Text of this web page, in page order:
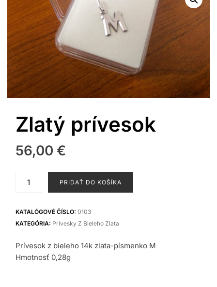
Zlatý prívesok
56,00 €
PRIDAŤ DO KOŠÍKA
KATALÓGOVÉ ČÍSLO: 0103
KATEGÓRIA: Prívesky Z Bieleho Zlata
Prívesok z bieleho 14k zlata-písmenko M
Hmotnosť 0,28g